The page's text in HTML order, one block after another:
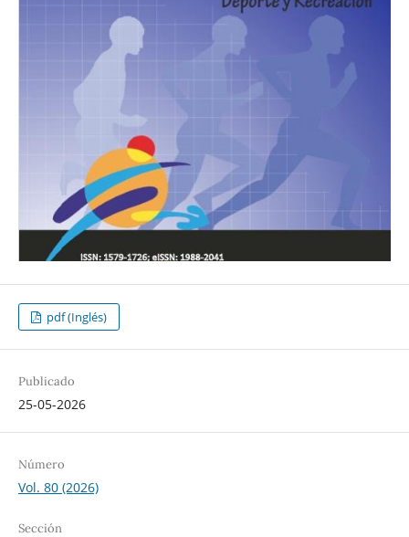
pdf (Inglés)
Publicado
25-05-2026
Número
Vol. 80 (2026)
Sección